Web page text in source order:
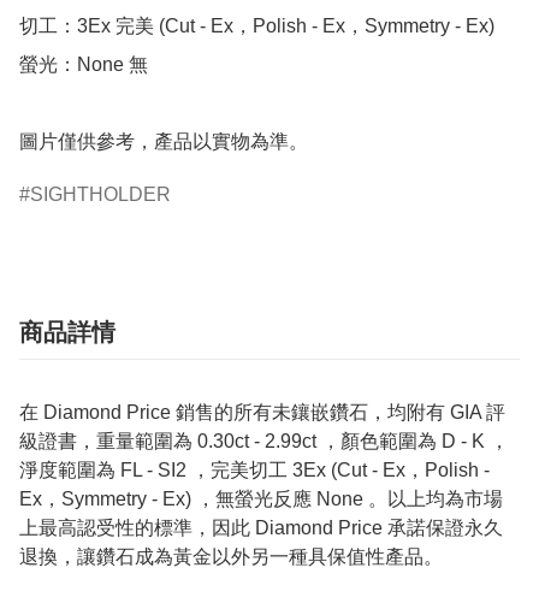
切工：3Ex 完美 (Cut - Ex，Polish - Ex，Symmetry - Ex)
螢光：None 無
圖片僅供參考，產品以實物為準。
SIGHTHOLDER
商品詳情
在 Diamond Price 銷售的所有未鑲嵌鑽石，均附有 GIA 評
級證書，重量範圍為 0.30ct - 2.99ct ，顏色範圍為 D - K ，
淨度範圍為 FL - SI2 ，完美切工 3Ex (Cut - Ex，Polish -
Ex，Symmetry - Ex) ，無螢光反應 None 。以上均為市場
上最高認受性的標準，因此 Diamond Price 承諾保證永久
退換，讓鑽石成為黃金以外另一種具保值性產品。